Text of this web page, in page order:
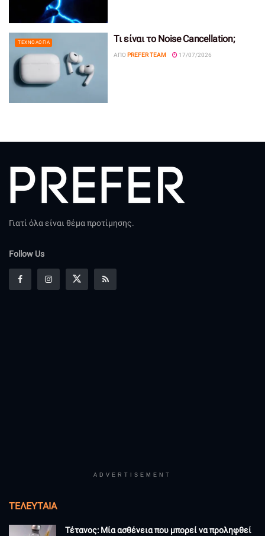
ΤΕΧΝΟΛΟΓΊΑ Τι είναι το Noise Cancellation;
ΑΠΌ PREFER TEAM 17/07/2026
Γιατί όλα είναι θέμα προτίμησης.
Follow Us
ADVERTISEMENT
ΤΕΛΕΥΤΑΊΑ
Τέτανος: Μία ασθένεια που μπορεί να προληφθεί